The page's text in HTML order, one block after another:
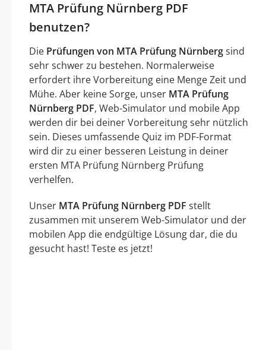
MTA Prüfung Nürnberg PDF
benutzen?
Die Prüfungen von MTA Prüfung Nürnbergsind
sehr schwer zu bestehen. Normalerweise
erfordert ihre Vorbereitung eine Menge Zeit und
Mühe. Aber keine Sorge, unser MTA Prüfung
Nürnberg PDF, Web-Simulator und mobile App
werden dir bei deiner Vorbereitung sehr nützlich
sein. Dieses umfassende Quiz im PDF-Format
wird dir zu einer besseren Leistung in deiner
ersten MTA Prüfung Nürnberg Prüfung
verhelfen.
Unser MTA Prüfung Nürnberg PDF stellt
zusammen mit unserem Web-Simulator und der
mobilen App die endgültige Lösung dar, die du
gesucht hast! Teste es jetzt!